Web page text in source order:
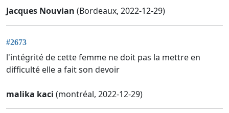
Jacques Nouvian (Bordeaux, 2022-12-29)
#2673
l'intégrité de cette femme ne doit pas la mettre en
difficulté elle a fait son devoir
malika kaci (montréal, 2022-12-29)